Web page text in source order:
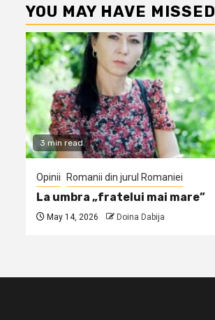
YOU MAY HAVE MISSED
3 min read
Opinii Romanii din jurul Romaniei
La umbra „fratelui mai mare”
May 14, 2026 Doina Dabija